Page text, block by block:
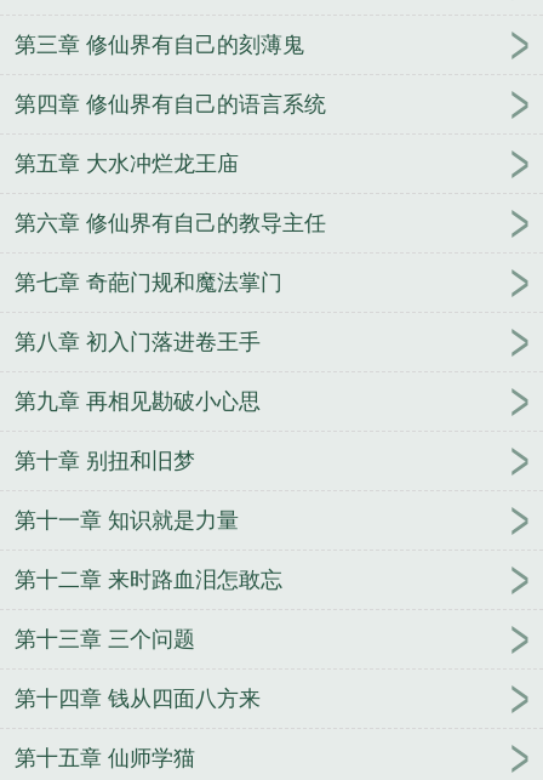
第三章 修仙界有自己的刻薄鬼
第四章 修仙界有自己的语言系统
第五章 大水冲烂龙王庙
第六章 修仙界有自己的教导主任
第七章 奇葩门规和魔法掌门
第八章 初入门落进卷王手
第九章 再相见勘破小心思
第十章 别扭和旧梦
第十一章 知识就是力量
第十二章 来时路血泪怎敢忘
第十三章 三个问题
第十四章 钱从四面八方来
第十五章 仙师学猫